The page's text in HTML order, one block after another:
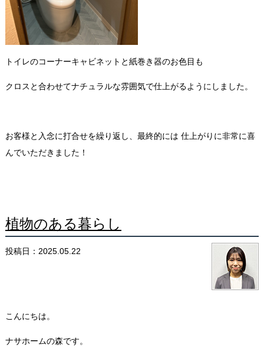
トイレのコーナーキャビネットと紙巻き器のお色目も
クロスと合わせてナチュラルな雰囲気で仕上がるようにしました。
お客様と入念に打合せを繰り返し、最終的には 仕上がりに非常に喜
んでいただきました！
植物のある暮らし
投稿日：2025.05.22
こんにちは。
ナサホームの森です。